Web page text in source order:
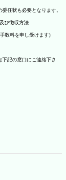
任状も必要となります。
び徴収方法
数料を申し受けます)
記の窓口にご連絡下さ